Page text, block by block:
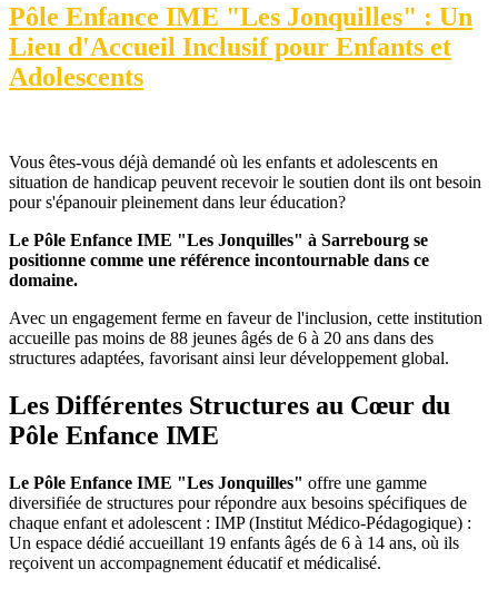
Pôle Enfance IME "Les Jonquilles" : Un
Lieu d'Accueil Inclusif pour Enfants et
Adolescents
Vous êtes-vous déjà demandé où les enfants et adolescents en
situation de handicap peuvent recevoir le soutien dont ils ont besoin
pour s'épanouir pleinement dans leur éducation?
Le Pôle Enfance IME "Les Jonquilles" à Sarrebourg se
positionne comme une référence incontournable dans ce
domaine.
Avec un engagement ferme en faveur de l'inclusion, cette institution
accueille pas moins de 88 jeunes âgés de 6 à 20 ans dans des
structures adaptées, favorisant ainsi leur développement global.
Les Différentes Structures au Cœur du
Pôle Enfance IME
Le Pôle Enfance IME "Les Jonquilles" offre une gamme
diversifiée de structures pour répondre aux besoins spécifiques de
chaque enfant et adolescent : IMP (Institut Médico-Pédagogique) :
Un espace dédié accueillant 19 enfants âgés de 6 à 14 ans, où ils
reçoivent un accompagnement éducatif et médicalisé.